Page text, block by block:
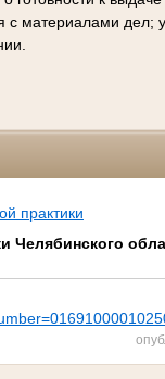
с материалами дел;
практики
Челябинского